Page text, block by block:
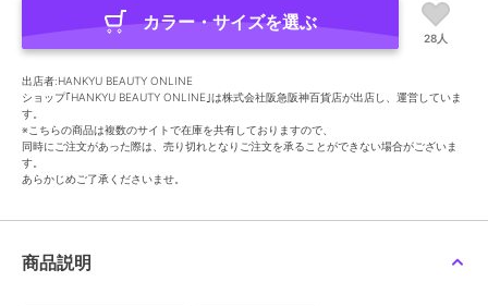
カラー・サイズを選ぶ
28人
出店者:HANKYU BEAUTY ONLINE
ショップ｢HANKYU BEAUTY ONLINE｣は株式会社阪急阪神百貨店が出店し、運営していま
す。
※こちらの商品は複数のサイトで在庫を共有しておりますので、
同時にご注文があった際は、売り切れとなりご注文を承ることができない場合がございま
す。
あらかじめご了承くださいませ。
商品説明